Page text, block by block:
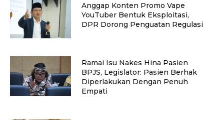
Anggap Konten Promo Vape
YouTuber Bentuk Eksploitasi,
DPR Dorong Penguatan Regulasi
Ramai Isu Nakes Hina Pasien
BPJS, Legislator: Pasien Berhak
Diperlakukan Dengan Penuh
Empati